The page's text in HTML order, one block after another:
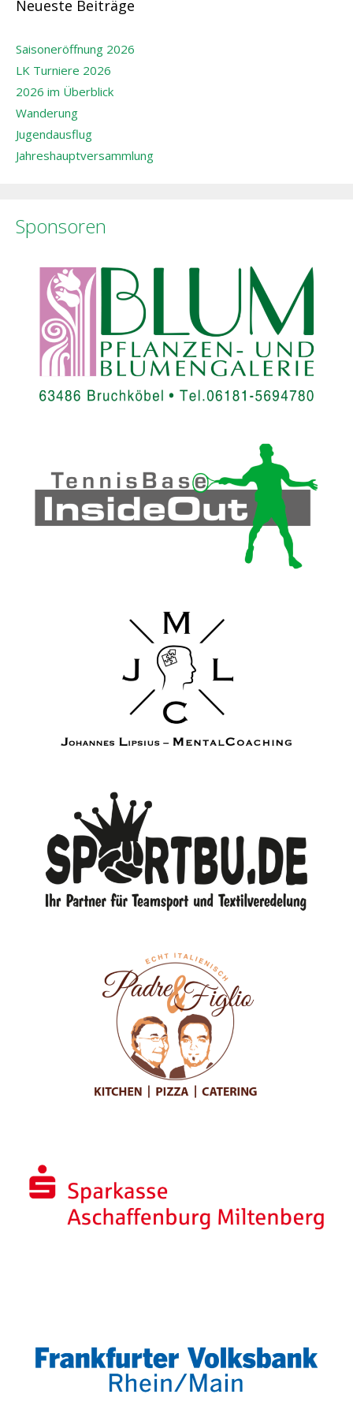
Neueste Beiträge
Saisoneröffnung 2026
LK Turniere 2026
2026 im Überblick
Wanderung
Jugendausflug
Jahreshauptversammlung
Sponsoren